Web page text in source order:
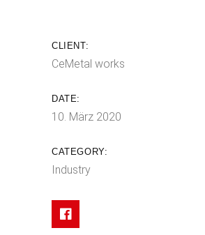
CLIENT:
CeMetal works
DATE:
10. März 2020
CATEGORY:
Industry